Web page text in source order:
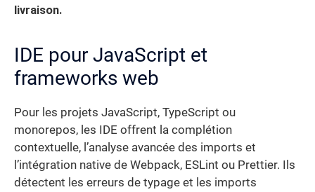
livraison.
IDE pour JavaScript et
frameworks web
Pour les projets JavaScript, TypeScript ou
monorepos, les IDE offrent la complétion
contextuelle, l’analyse avancée des imports et
l’intégration native de Webpack, ESLint ou Prettier. Ils
détectent les erreurs de typage et les imports